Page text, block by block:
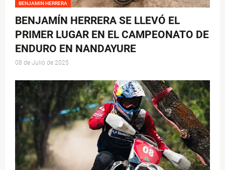
BENJAMIN HERRERA
BENJAMÍN HERRERA SE LLEVÓ EL
PRIMER LUGAR EN EL CAMPEONATO DE
ENDURO EN NANDAYURE
08 de Julio de 2025